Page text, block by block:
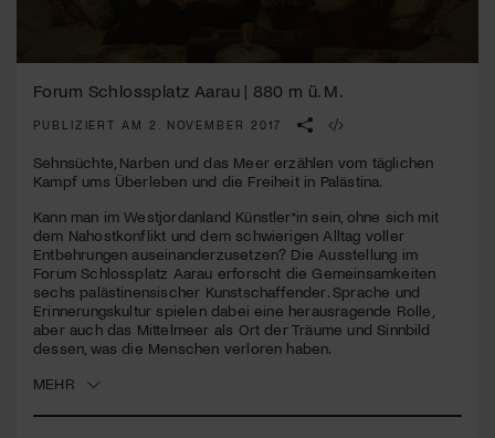
seconds
43
seconds
Forum Schlossplatz Aarau | 880 m ü. M.
PUBLIZIERT AM 2. NOVEMBER 2017
Sehnsüchte, Narben und das Meer erzählen vom täglichen
Kampf ums Überleben und die Freiheit in Palästina.
Kann man im Westjordanland Künstler*in sein, ohne sich mit
dem Nahostkonflikt und dem schwierigen Alltag voller
Entbehrungen auseinanderzusetzen? Die Ausstellung im
Forum Schlossplatz Aarau erforscht die Gemeinsamkeiten
sechs palästinensischer Kunstschaffender. Sprache und
Erinnerungskultur spielen dabei eine herausragende Rolle,
aber auch das Mittelmeer als Ort der Träume und Sinnbild
dessen, was die Menschen verloren haben.
MEHR
Mach mit: «Be Part of the Art»!
Engagiere dich als Kulturliebhaber:in, Kulturschaffende(r) oder
Mit deiner Mitgliedschaft erhältst du kostenlosen Zugang zu
diversen Kulturevents.
Jetzt Mitglied werden